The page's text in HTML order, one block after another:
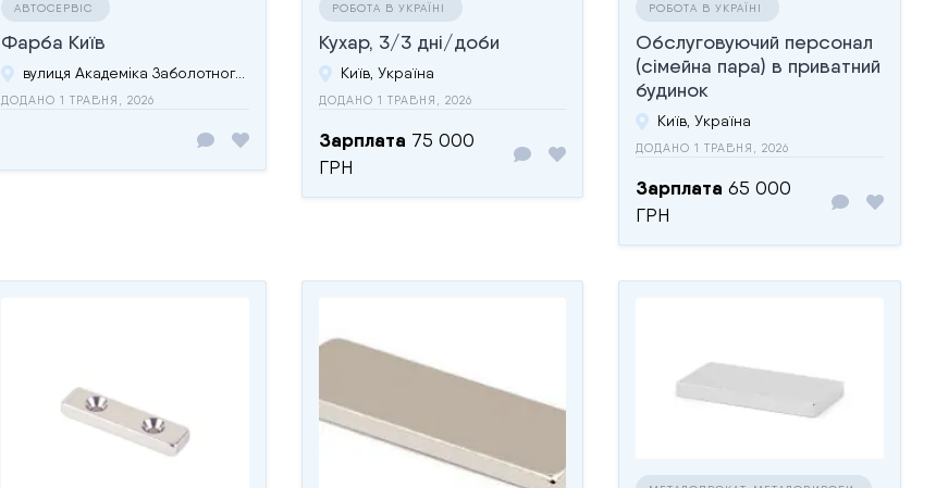
АВТОСЕРВІС
Фарба Київ
вулиця Академіка Заболотного, 11, Київ, 03143, Україна
ДОДАНО 1 ТРАВНЯ, 2026
РОБОТА В УКРАЇНІ
Кухар, 3/3 дні/доби
Київ, Україна
ДОДАНО 1 ТРАВНЯ, 2026
Зарплата 75 000
ГРН
РОБОТА В УКРАЇНІ
Обслуговуючий персонал
(сімейна пара) в приватний
будинок
Київ, Україна
ДОДАНО 1 ТРАВНЯ, 2026
Зарплата 65 000
ГРН